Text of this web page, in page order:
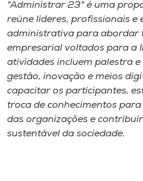
"Administrar 23" é uma
reúne líderes, profissionais e
administrativa para abordar
empresarial voltados para a
atividades incluem palestra
gestão, inovação e meios
capacitar os participantes,
troca de conhecimentos
das organizações e
sustentável da sociedade.